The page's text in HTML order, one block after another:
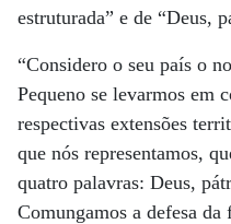
estruturada” e de “Deus,
“Considero o seu país o
Pequeno se levarmos em
respectivas extensões
que nós representamos,
quatro palavras: Deus,
Comungamos a defesa